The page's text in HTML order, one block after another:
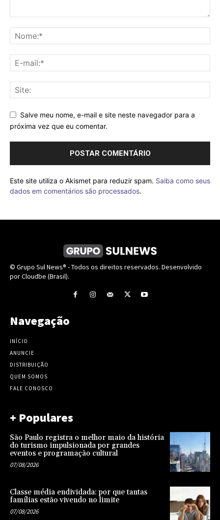
Salve meu nome, e-mail e site neste navegador para a
próxima vez que eu comentar.
Este site utiliza o Akismet para reduzir spam. Saiba como seus
dados em comentários são processados.
© Grupo Sul News® - Todos os direitos reservados. Desenvolvido
por Cloudbe (Brasil).
Navegação
INÍCIO
ANUNCIE
DISTRIBUIÇÃO
QUEM SOMOS
FALE CONOSCO
+ Populares
São Paulo registra o melhor maio da história
do turismo impulsionada por grandes
eventos e programação cultural
07/08/2026
Classe média endividada: por que tantas
famílias estão vivendo no limite
07/08/2026